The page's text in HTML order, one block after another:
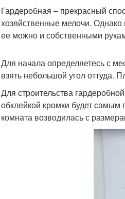
Гардеробная – прекрасный
хозяйственные мелочи. Однако
ее можно и собственными
Для начала определяетесь с
взять небольшой угол оттуда.
Для строительства
обклейкой кромки будет
комната возводилась с